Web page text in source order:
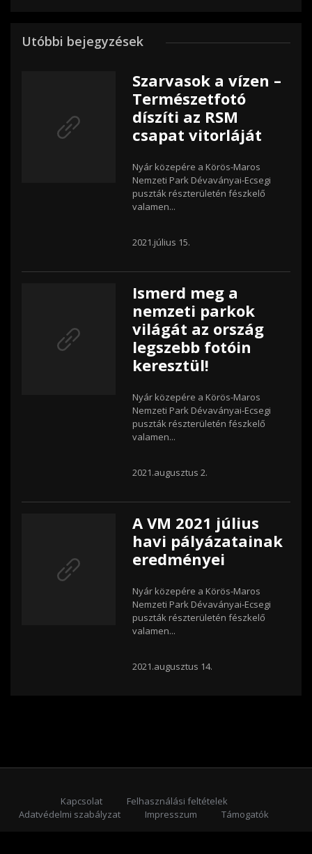
Utóbbi bejegyzések
Szarvasok a vízen –
Természetfotó
díszíti az RSM
csapat vitorláját
Nyár közepére a Körös-Maros
Nemzeti Park Dévaványai-Ecsegi
puszták részterületén fészkelő
valamen...
2021.július 15.
Ismerd meg a
nemzeti parkok
világát az ország
legszebb fotóin
keresztül!
Nyár közepére a Körös-Maros
Nemzeti Park Dévaványai-Ecsegi
puszták részterületén fészkelő
valamen...
2021.augusztus 2.
A VM 2021 július
havi pályázatainak
eredményei
Nyár közepére a Körös-Maros
Nemzeti Park Dévaványai-Ecsegi
puszták részterületén fészkelő
valamen...
2021.augusztus 14.
Kapcsolat
Felhasználási feltételek
Adatvédelmi szabályzat
Impresszum
Támogatók